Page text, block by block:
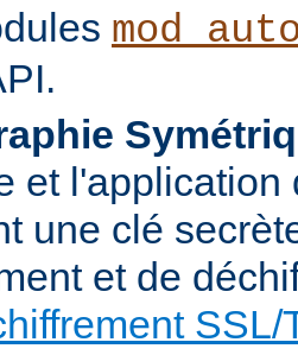
et
une clé
et de
SSL/